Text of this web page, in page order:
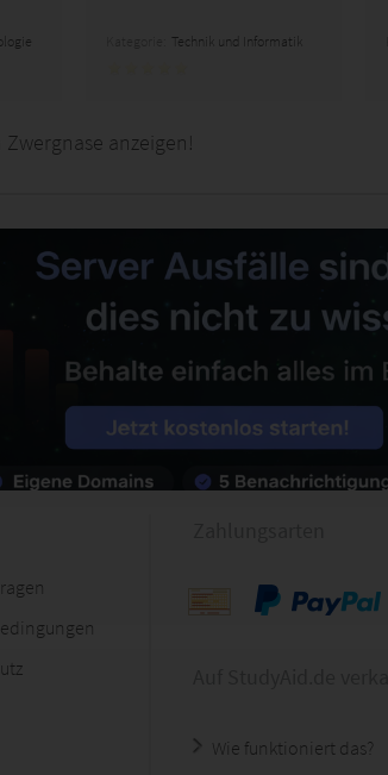
Technik und Informatik
anzeigen!
Wie funktioniert das?